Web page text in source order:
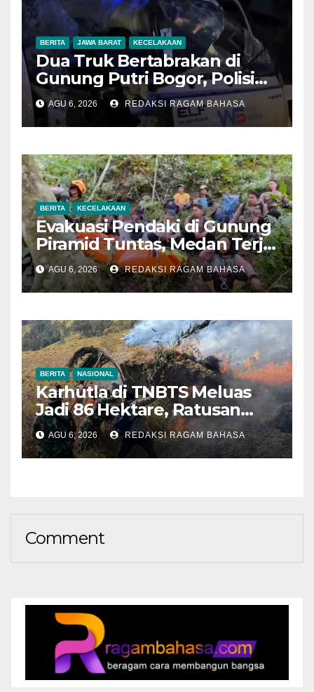
BERITA JAWA BARAT KECELAKAAN
Dua Truk Bertabrakan di
Gunung Putri Bogor, Polisi
Imbau Pengemudi
Tingkatkan Kewaspadaan
AGU 6, 2026 REDAKSI RAGAM BAHASA
BERITA KECELAKAAN
Evakuasi Pendaki di Gunung
Piramid Tuntas, Medan Terjal
Jadi Tantangan Utama
AGU 6, 2026 REDAKSI RAGAM BAHASA
BERITA NASIONAL
Karhutla di TNBTS Meluas
Jadi 86 Hektare, Ratusan
Personel Berjibaku Cegah
Api Merembet
AGU 6, 2026 REDAKSI RAGAM BAHASA
Comment